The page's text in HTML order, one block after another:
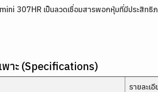
307HR เป็นลวดเชื่อมสารพอกหุ้มที่มีประสิท
พาะ (Specifications)
รายละเอี